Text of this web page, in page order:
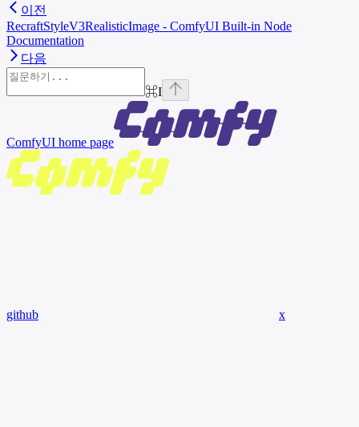
이전
RecraftStyleV3RealisticImage - ComfyUI Built-in Node
Documentation
다음
⌘I
ComfyUI home page
github x